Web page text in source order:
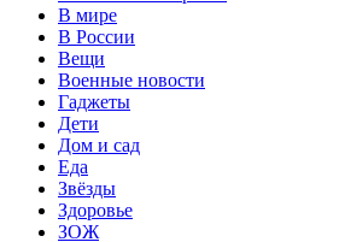
В мире
В России
Вещи
Военные новости
Гаджеты
Дети
Дом и сад
Еда
Звёзды
Здоровье
ЗОЖ